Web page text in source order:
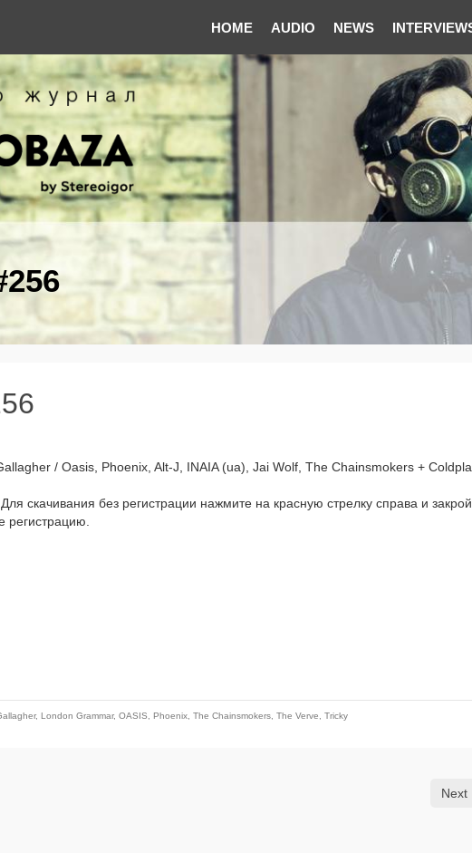
HOME AUDIO NEWS
/ Oasis, Phoenix, Alt‑J, INAIA (ua), Jai Wolf, The Chainsmokers +
. Для ска­чи­ва­ния без реги­стра­ции нажми­те на крас­ную стрел­ку спра­ва и
, London Grammar, OASIS Phoenix The Chainsmokers The Verve Tricky
Next